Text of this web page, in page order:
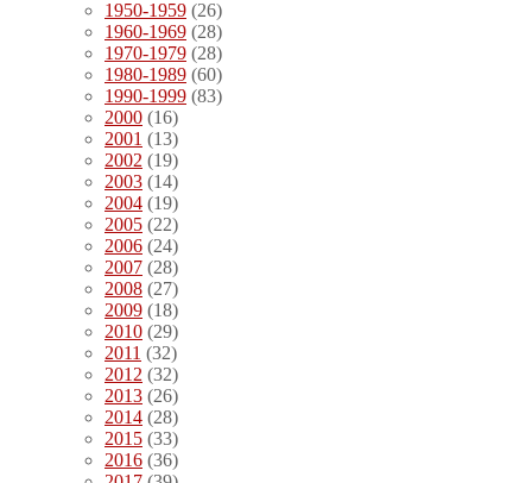
1950-1959 (26)
1960-1969 (28)
1970-1979 (28)
1980-1989 (60)
1990-1999 (83)
2000 (16)
2001 (13)
2002 (19)
2003 (14)
2004 (19)
2005 (22)
2006 (24)
2007 (28)
2008 (27)
2009 (18)
2010 (29)
2011 (32)
2012 (32)
2013 (26)
2014 (28)
2015 (33)
2016 (36)